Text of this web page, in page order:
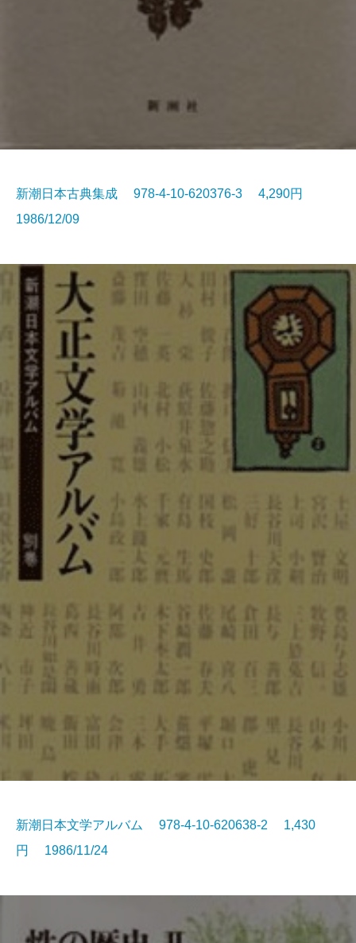
新潮日本古典集成 978-4-10-620376-3 4,290円
1986/12/09
新潮日本文学アルバム 978-4-10-620638-2 1,430
円 1986/11/24